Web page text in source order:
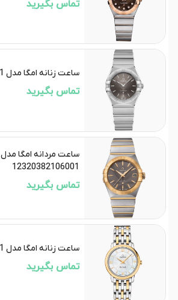
تماس بگیرید
ساعت زنانه امگا مدل 13110286006001
تماس بگیرید
ساعت مردانه امگا مدل
12320382106001
تماس بگیرید
ساعت زنانه امگا مدل 42420276005001
تماس بگیرید